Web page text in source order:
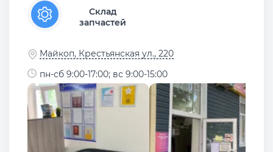
Склад
запчастей
Майкоп, Крестьянская ул., 220
пн-сб 9:00-17:00; вс 9:00-15:00